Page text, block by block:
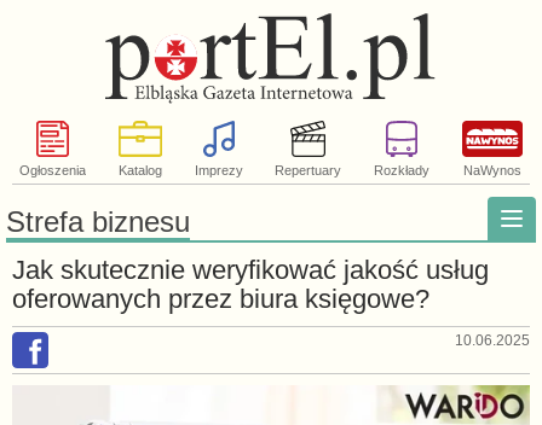
Ogłoszenia Katalog Imprezy Repertuary Rozkłady NaWynos
Strefa biznesu
Jak skutecznie weryfikować jakość usług
oferowanych przez biura księgowe?
10.06.2025